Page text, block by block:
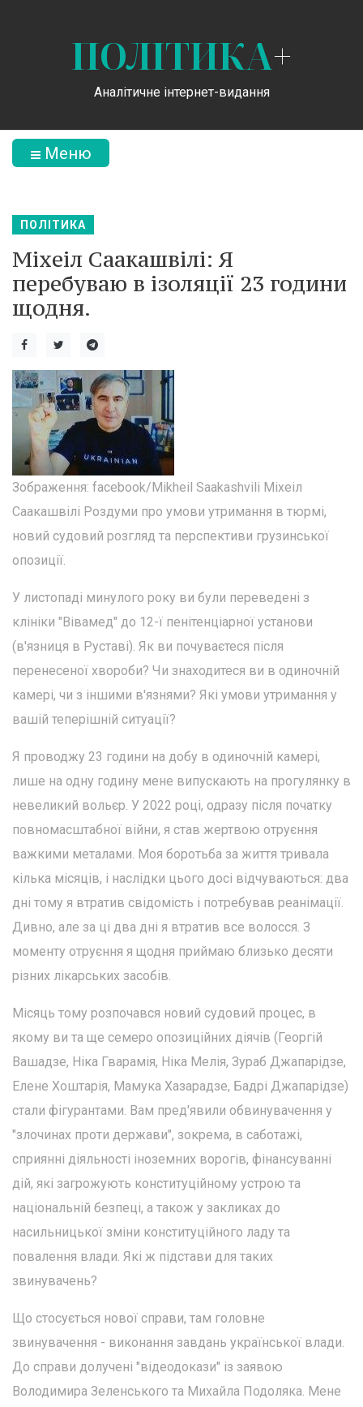
ПОЛІТИКА+
Аналітичне інтернет-видання
Меню
ПОЛІТИКА
Міхеіл Саакашвілі: Я
перебуваю в ізоляції 23 години
щодня.
Зображення: facebook/Mikheil Saakashvili Міхеіл
Саакашвілі Роздуми про умови утримання в тюрмі,
новий судовий розгляд та перспективи грузинської
опозиції.
У листопаді минулого року ви були переведені з
клініки "Вівамед" до 12-ї пенітенціарної установи
(в'язниця в Руставі). Як ви почуваєтеся після
перенесеної хвороби? Чи знаходитеся ви в одиночній
камері, чи з іншими в'язнями? Які умови утримання у
вашій теперішній ситуації?
Я проводжу 23 години на добу в одиночній камері,
лише на одну годину мене випускають на прогулянку в
невеликий вольєр. У 2022 році, одразу після початку
повномасштабної війни, я став жертвою отруєння
важкими металами. Моя боротьба за життя тривала
кілька місяців, і наслідки цього досі відчуваються: два
дні тому я втратив свідомість і потребував реанімації.
Дивно, але за ці два дні я втратив все волосся. З
моменту отруєння я щодня приймаю близько десяти
різних лікарських засобів.
Місяць тому розпочався новий судовий процес, в
якому ви та ще семеро опозиційних діячів (Георгій
Вашадзе, Ніка Гварамія, Ніка Мелія, Зураб Джапарідзе,
Елене Хоштарія, Мамука Хазарадзе, Бадрі Джапарідзе)
стали фігурантами. Вам пред'явили обвинувачення у
"злочинах проти держави", зокрема, в саботажі,
сприянні діяльності іноземних ворогів, фінансуванні
дій, які загрожують конституційному устрою та
національній безпеці, а також у закликах до
насильницької зміни конституційного ладу та
повалення влади. Які ж підстави для таких
звинувачень?
Що стосується нової справи, там головне
звинувачення - виконання завдань української влади.
До справи долучені "відеодокази" із заявою
Володимира Зеленського та Михайла Подоляка. Мене